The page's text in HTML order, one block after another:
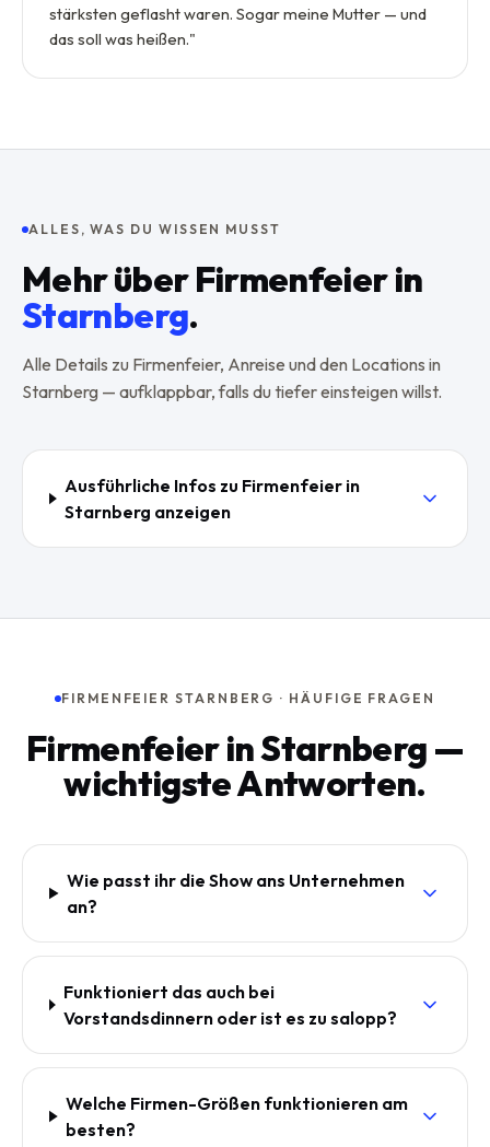
stärksten geflasht waren. Sogar meine Mutter — und
das soll was heißen."
ALLES, WAS DU WISSEN MUSST
Mehr überFirmenfeierin
Starnberg.
Alle Details zu Firmenfeier, Anreise und den Locations in
Starnberg — aufklappbar, falls du tiefer einsteigen willst.
Ausführliche Infos zu Firmenfeier in
Starnberg anzeigen
FIRMENFEIER STARNBERG · HÄUFIGE FRAGEN
Firmenfeier in Starnberg —
wichtigste Antworten.
Wie passt ihr die Show ans Unternehmen
an?
Funktioniert das auch bei
Vorstandsdinnern oder ist es zu salopp?
Welche Firmen-Größen funktionieren am
besten?